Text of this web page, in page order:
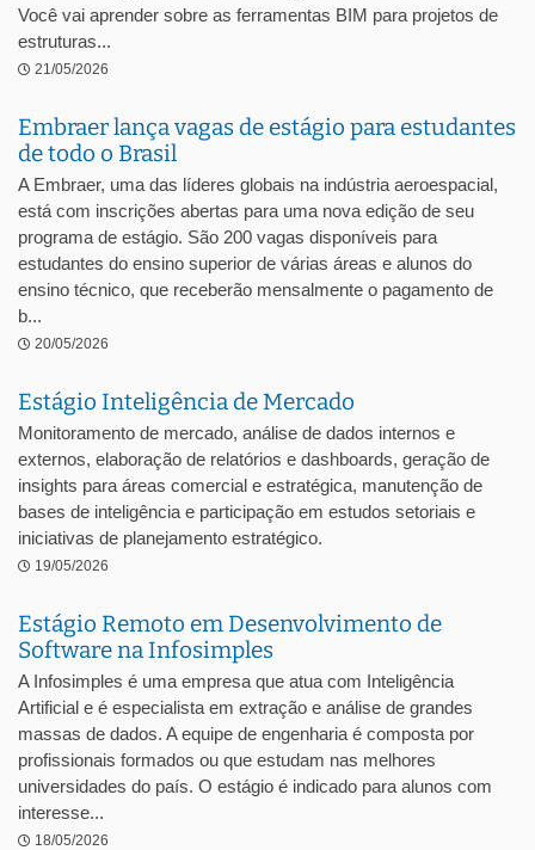
Você vai aprender sobre as ferramentas BIM para projetos de
estruturas...
21/05/2026
Embraer lança vagas de estágio para estudantes
de todo o Brasil
A Embraer, uma das líderes globais na indústria aeroespacial,
está com inscrições abertas para uma nova edição de seu
programa de estágio. São 200 vagas disponíveis para
estudantes do ensino superior de várias áreas e alunos do
ensino técnico, que receberão mensalmente o pagamento de
b...
20/05/2026
Estágio Inteligência de Mercado
Monitoramento de mercado, análise de dados internos e
externos, elaboração de relatórios e dashboards, geração de
insights para áreas comercial e estratégica, manutenção de
bases de inteligência e participação em estudos setoriais e
iniciativas de planejamento estratégico.
19/05/2026
Estágio Remoto em Desenvolvimento de
Software na Infosimples
A Infosimples é uma empresa que atua com Inteligência
Artificial e é especialista em extração e análise de grandes
massas de dados. A equipe de engenharia é composta por
profissionais formados ou que estudam nas melhores
universidades do país. O estágio é indicado para alunos com
interesse...
18/05/2026